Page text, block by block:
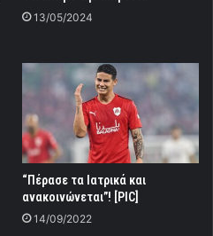
13/05/2024
“Πέρασε τα Ιατρικά και
ανακοινώνεται”! [PIC]
14/09/2022